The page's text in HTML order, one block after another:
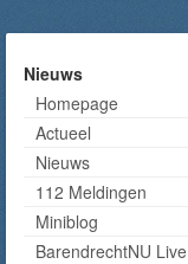
Nieuws
Homepage
Actueel
Nieuws
112 Meldingen
Miniblog
BarendrechtNU Live